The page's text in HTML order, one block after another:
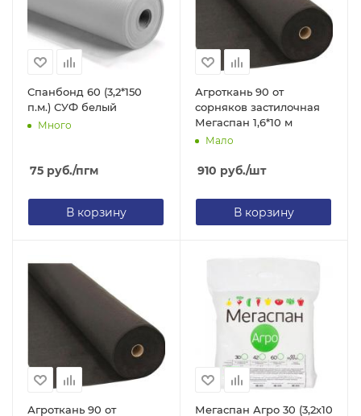
Спанбонд 60 (3,2*150
п.м.) СУФ белый
Много
75 руб./пгм
В корзину
Агроткань 90 от
сорняков застилочная
Мегаспан 1,6*10 м
Мало
910 руб./шт
В корзину
Агроткань 90 от
Мегаспан Агро 30 (3,2х10